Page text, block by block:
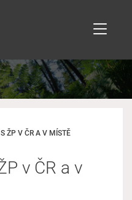
ŽP V ČR A V MÍSTĚ
v ČR a v